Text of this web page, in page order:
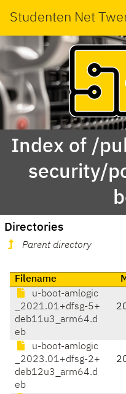
Studenten Net
Index of /
security/
Directories
Parent directory
Filename
u-boot-amlogic
_2021.01+dfsg-5+
deb11u3_arm64.d
eb
u-boot-amlogic
_2023.01+dfsg-2+
deb12u3_arm64.d
eb